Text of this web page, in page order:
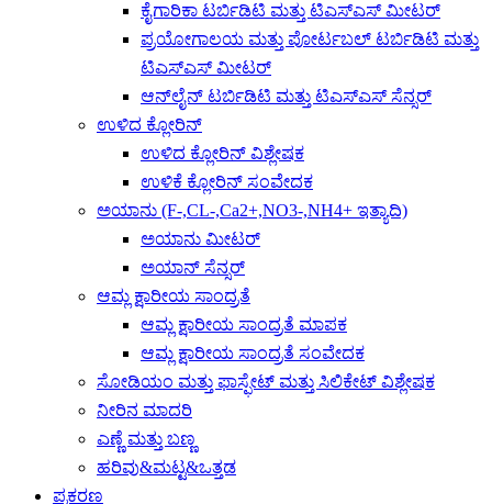
ಕೈಗಾರಿಕಾ ಟರ್ಬಿಡಿಟಿ ಮತ್ತು ಟಿಎಸ್ಎಸ್ ಮೀಟರ್
ಪ್ರಯೋಗಾಲಯ ಮತ್ತು ಪೋರ್ಟಬಲ್ ಟರ್ಬಿಡಿಟಿ ಮತ್ತು
ಟಿಎಸ್ಎಸ್ ಮೀಟರ್
ಆನ್‌ಲೈನ್ ಟರ್ಬಿಡಿಟಿ ಮತ್ತು ಟಿಎಸ್ಎಸ್ ಸೆನ್ಸರ್
ಉಳಿದ ಕ್ಲೋರಿನ್
ಉಳಿದ ಕ್ಲೋರಿನ್ ವಿಶ್ಲೇಷಕ
ಉಳಿಕೆ ಕ್ಲೋರಿನ್ ಸಂವೇದಕ
ಅಯಾನು (F-,CL-,Ca2+,NO3-,NH4+ ಇತ್ಯಾದಿ)
ಅಯಾನು ಮೀಟರ್
ಅಯಾನ್ ಸೆನ್ಸರ್
ಆಮ್ಲ ಕ್ಷಾರೀಯ ಸಾಂದ್ರತೆ
ಆಮ್ಲ ಕ್ಷಾರೀಯ ಸಾಂದ್ರತೆ ಮಾಪಕ
ಆಮ್ಲ ಕ್ಷಾರೀಯ ಸಾಂದ್ರತೆ ಸಂವೇದಕ
ಸೋಡಿಯಂ ಮತ್ತು ಫಾಸ್ಫೇಟ್ ಮತ್ತು ಸಿಲಿಕೇಟ್ ವಿಶ್ಲೇಷಕ
ನೀರಿನ ಮಾದರಿ
ಎಣ್ಣೆ ಮತ್ತು ಬಣ್ಣ
ಹರಿವು&ಮಟ್ಟ&ಒತ್ತಡ
ಪ್ರಕರಣ